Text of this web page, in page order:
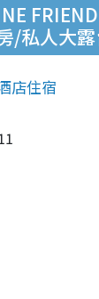
/私人大
店住宿